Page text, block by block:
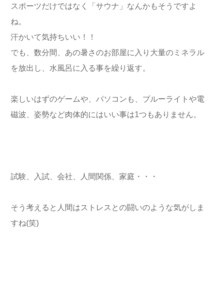
スポーツだけではなく「サウナ」なんかもそうですよ
ね。
汗かいて気持ちいい！！
でも、数分間、あの暑さのお部屋に入り大量のミネラル
を放出し、水風呂に入る事を繰り返す。
楽しいはずのゲームや、パソコンも、ブルーライトや電
磁波、姿勢など肉体的にはいい事は1つもありません。
試験、入試、会社、人間関係、家庭・・・
そう考えると人間はストレスとの闘いのような気がしま
すね(笑)